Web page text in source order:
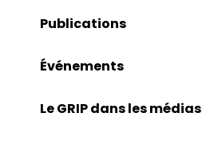
Publications
Événements
Le GRIP dans les médias